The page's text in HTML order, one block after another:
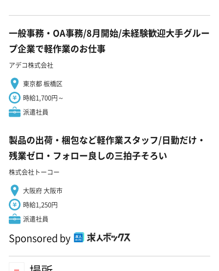
一般事務・OA事務/8月開始/未経験歓迎大手グルー
プ企業で軽作業のお仕事
アデコ株式会社
東京都 板橋区
時給1,700円～
派遣社員
製品の出荷・梱包など軽作業スタッフ/日勤だけ・
残業ゼロ・フォロー良しの三拍子そろい
株式会社トーコー
大阪府 大阪市
時給1,250円
派遣社員
Sponsored by